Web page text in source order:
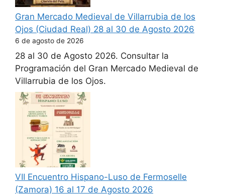
Gran Mercado Medieval de Villarrubia de los
Ojos (Ciudad Real) 28 al 30 de Agosto 2026
6 de agosto de 2026
28 al 30 de Agosto 2026. Consultar la
Programación del Gran Mercado Medieval de
Villarrubia de los Ojos.
VII Encuentro Hispano-Luso de Fermoselle
(Zamora) 16 al 17 de Agosto 2026